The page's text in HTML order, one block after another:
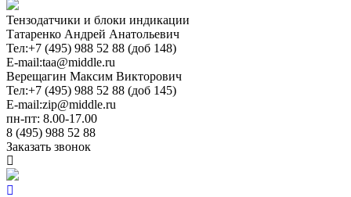
Тензодатчики и блоки индикации
Татаренко Андрей Анатольевич
Тел:+7 (495) 988 52 88 (доб 148)
E-mail:taa@middle.ru
Верещагин Максим Викторович
Тел:+7 (495) 988 52 88 (доб 145)
E-mail:zip@middle.ru
пн-пт: 8.00-17.00
8 (495) 988 52 88
Заказать звонок